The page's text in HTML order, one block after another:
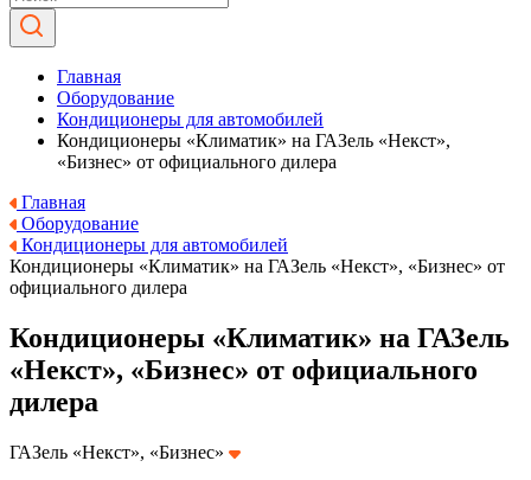
Главная
Оборудование
Кондиционеры для автомобилей
Кондиционеры «Климатик» на ГАЗель «Некст»,
«Бизнес» от официального дилера
Главная
Оборудование
Кондиционеры для автомобилей
Кондиционеры «Климатик» на ГАЗель «Некст», «Бизнес» от
официального дилера
Кондиционеры «Климатик» на ГАЗель
«Некст», «Бизнес» от официального
дилера
ГАЗель «Некст», «Бизнес»